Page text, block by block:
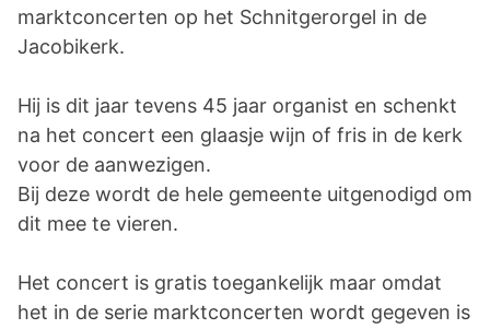
marktconcerten op het Schnitgerorgel in de
Jacobikerk.
Hij is dit jaar tevens 45 jaar organist en schenkt
na het concert een glaasje wijn of fris in de kerk
voor de aanwezigen.
Bij deze wordt de hele gemeente uitgenodigd om
dit mee te vieren.
Het concert is gratis toegankelijk maar omdat
het in de serie marktconcerten wordt gegeven is